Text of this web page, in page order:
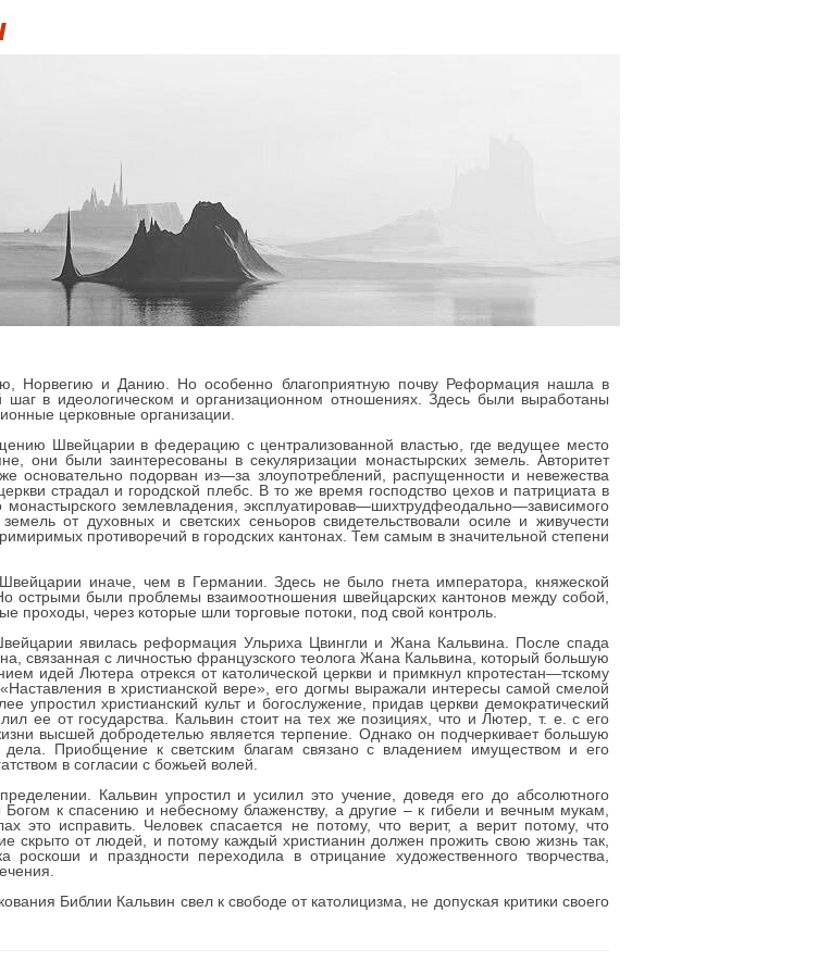
Норвегию и Данию. Но особенно благоприятную почву Реформация нашла в
в идеологическом и организационном отношениях. Здесь были выработаны
церковные организации.
Швейцарии в федерацию с централизованной властью, где ведущее место
они были заинтересованы в секуляризации монастырских земель. Авторитет
основательно подорван из—за злоупотреблений, распущенности и невежества
страдал и городской плебс. В то же время господство цехов и патрициата в
землевладения, эксплуатировав—шихтрудфеодально—зависимого
от духовных и светских сеньоров свидетельствовали осиле и живучести
противоречий в городских кантонах. Тем самым в значительной степени
иначе, чем в Германии. Здесь не было гнета императора, княжеской
острыми были проблемы взаимоотношения швейцарских кантонов между собой,
проходы, через которые шли торговые потоки, под свой контроль.
явилась реформация Ульриха Цвингли и Жана Кальвина. После спада
связанная с личностью французского теолога Жана Кальвина, который большую
идей Лютера отрекся от католической церкви и примкнул кпротестан—тскому
в христианской вере», его догмы выражали интересы самой смелой
упростил христианский культ и богослужение, придав церкви демократический
ее от государства. Кальвин стоит на тех же позициях, что и Лютер, т. е. с его
высшей добродетелью является терпение. Однако он подчеркивает большую
дела. Приобщение к светским благам связано с владением имуществом и его
в согласии с божьей волей.
Кальвин упростил и усилил это учение, доведя его до абсолютного
к спасению и небесному блаженству, а другие – к гибели и вечным мукам,
это исправить. Человек спасается не потому, что верит, а верит потому, что
скрыто от людей, и потому каждый христианин должен прожить свою жизнь так,
и праздности переходила в отрицание художественного творчества,
Библии Кальвин свел к свободе от католицизма, не допуская критики своего